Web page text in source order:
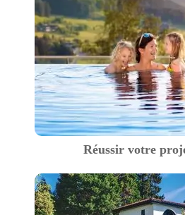
Réussir votre